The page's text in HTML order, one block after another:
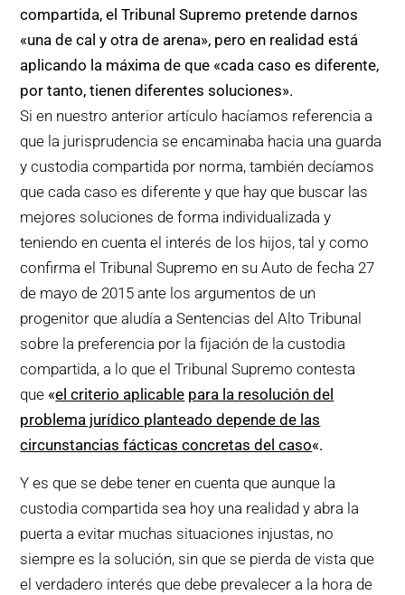
compartida, el Tribunal Supremo pretende darnos
«una de cal y otra de arena», pero en realidad está
aplicando la máxima de que «cada caso es diferente,
por tanto, tienen diferentes soluciones».
Si en nuestro anterior artículo hacíamos referencia a
que la jurisprudencia se encaminaba hacia una guarda
y custodia compartida por norma, también decíamos
que cada caso es diferente y que hay que buscar las
mejores soluciones de forma individualizada y
teniendo en cuenta el interés de los hijos, tal y como
confirma el Tribunal Supremo en su Auto de fecha 27
de mayo de 2015 ante los argumentos de un
progenitor que aludía a Sentencias del Alto Tribunal
sobre la preferencia por la fijación de la custodia
compartida, a lo que el Tribunal Supremo contesta
que «el criterio aplicable para la resolución del
problema jurídico planteado depende de las
circunstancias fácticas concretas del caso«.
Y es que se debe tener en cuenta que aunque la
custodia compartida sea hoy una realidad y abra la
puerta a evitar muchas situaciones injustas, no
siempre es la solución, sin que se pierda de vista que
el verdadero interés que debe prevalecer a la hora de